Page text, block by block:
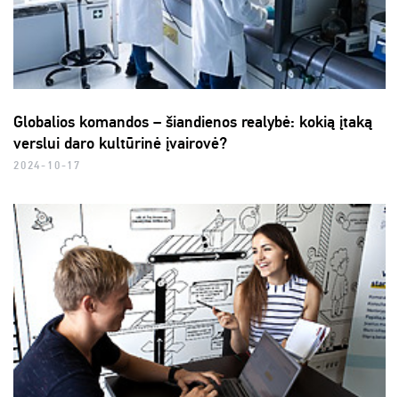
Globalios komandos – šiandienos realybė: kokią įtaką
verslui daro kultūrinė įvairovė?
2024-10-17